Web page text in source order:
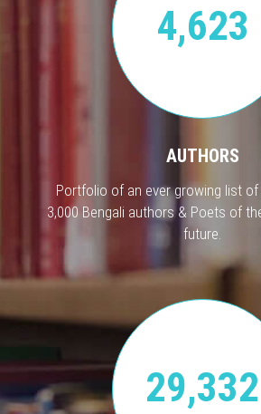
4,623
AUTHORS
Portfolio of an ever growing list of
3,000 Bengali authors & Poets of
future.
29,332